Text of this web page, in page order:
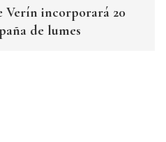
Verín incorporará 20
de lumes